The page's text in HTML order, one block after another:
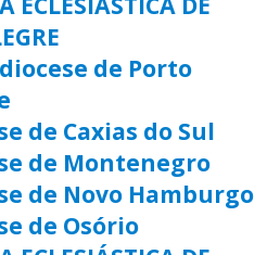
de Porto
de Caxias do Sul
de Montenegro
de Novo Hamburgo
de Osório